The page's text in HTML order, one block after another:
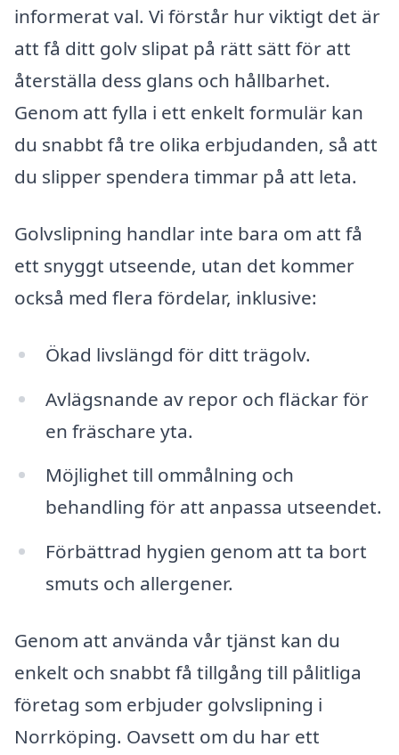
informerat val. Vi förstår hur viktigt det är
att få ditt golv slipat på rätt sätt för att
återställa dess glans och hållbarhet.
Genom att fylla i ett enkelt formulär kan
du snabbt få tre olika erbjudanden, så att
du slipper spendera timmar på att leta.
Golvslipning handlar inte bara om att få
ett snyggt utseende, utan det kommer
också med flera fördelar, inklusive:
Ökad livslängd för ditt trägolv.
Avlägsnande av repor och fläckar för
en fräschare yta.
Möjlighet till ommålning och
behandling för att anpassa utseendet.
Förbättrad hygien genom att ta bort
smuts och allergener.
Genom att använda vår tjänst kan du
enkelt och snabbt få tillgång till pålitliga
företag som erbjuder golvslipning i
Norrköping. Oavsett om du har ett